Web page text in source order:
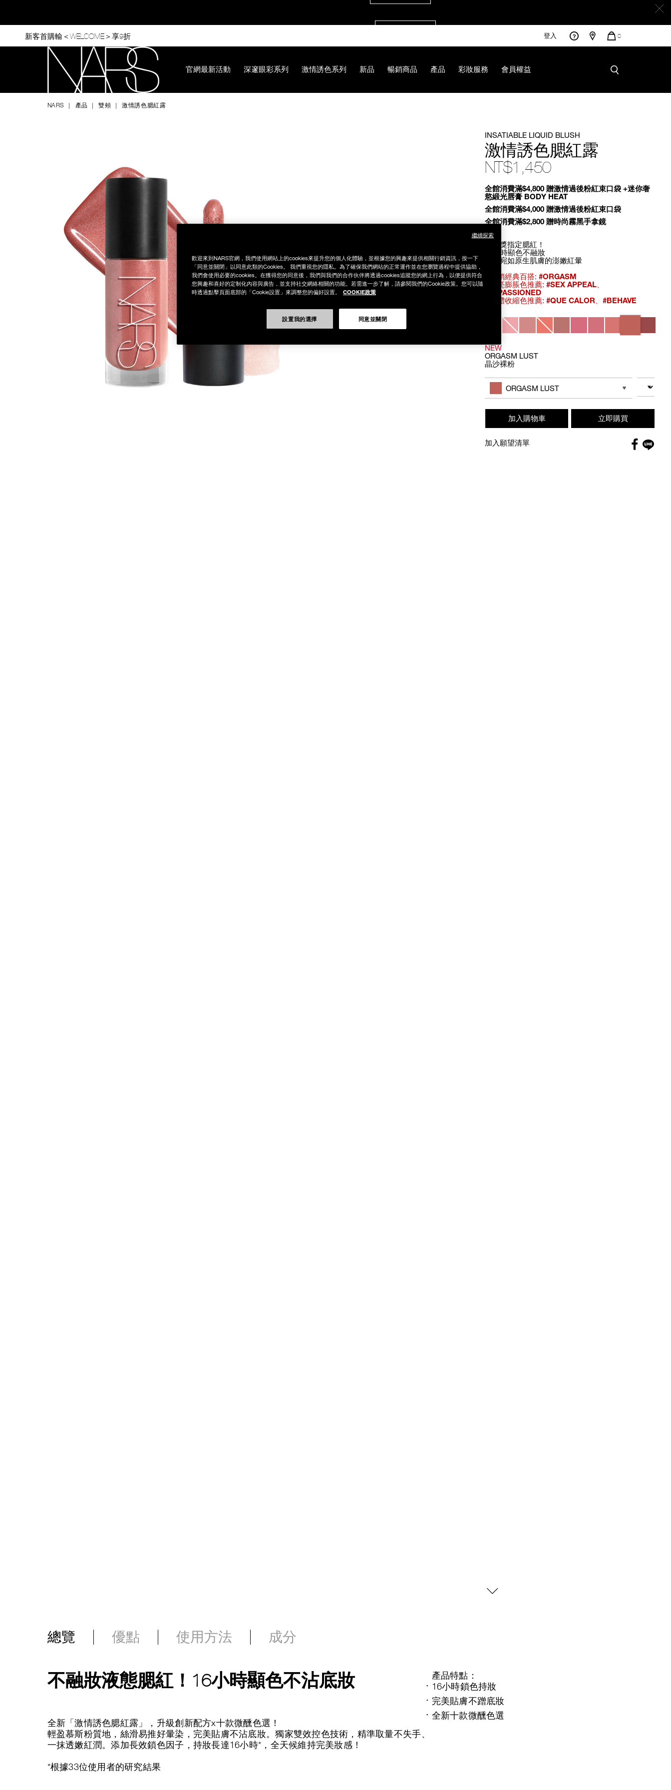
content
【8.6-8.9 限定】全館最高享14%回饋 立即購買
【8/3-8/10限定】限時輸碼贈迷你腮紅露 立即購買
新客首購輸＜WELCOME＞享9折 登入
您
0
官網最新活動 深邃眼彩系列 激情誘色系列 新品 暢銷商品 產品 彩妝服務 會員權益
NARS 產品 雙頰 激情誘色腮紅露
INSATIABLE LIQUID BLUSH
激情誘色腮紅露
NT$1,450
Promotions
全館消費滿$4,800 贈激情過後粉紅束口袋 +迷你奢
慾緞光唇膏 BODY HEAT
全館消費滿$4,000 贈激情過後粉紅束口袋
全館消費滿$2,800 贈時尚霧黑手拿鏡
金曲獎指定腮紅！
16小時顯色不融妝
打造宛如原生肌膚的澎嫩紅暈
- 熱銷經典百搭: #ORGASM
- 提亮膨脹色推薦: #SEX APPEAL、
#IMPASSIONED
- 立體收縮色推薦: #QUE CALOR
#BEHAVE
Variations
NEW
ORGASM LUST
晶沙裸粉
to
options
Actions
其他色系
ORGASM LUST
數量
加入購物車 立即購買
加入願望清單
總覽 優點 使用方法 成分
不融妝液態腮紅！16小時顯色不沾底妝
全新「激情誘色腮紅露」，升級創新配方x十款微醺色選！
輕盈慕斯粉質地，絲滑易推好暈染，完美貼膚不沾底妝。獨家雙效控色技術，精準取量不失手、
一抹透嫩紅潤。添加長效鎖色因子，持妝長達16小時*，全天候維持完美妝感！
*根據33位使用者的研究結果
產品特點：
16小時鎖色持妝
完美貼膚不蹭底妝
全新十款微醺色選
歡迎來到NARS官網，我們使用網站上的cookies來提升您的個人化體驗，並根據您的興趣來提供相關行銷資訊，按一下
「同意並關閉」以同意此類的Cookies。 我們重視您的隱私。為了確保我們網站的正常運作並在您瀏覽過程中提供協助，
我們會使用必要的cookies。在獲得您的同意後，我們與我們的合作伙伴將透過cookies追蹤您的網上行為，以便提供符合
您興趣和喜好的定制化內容與廣告，並支持社交網絡相關的功能。若需進一步了解，請參閱我們的Cookie政策。您可以隨
時透過點擊頁面底部的「Cookie設置」來調整您的偏好設置。
COOKIE政策
設置我的選擇 同意並關閉
繼續探索